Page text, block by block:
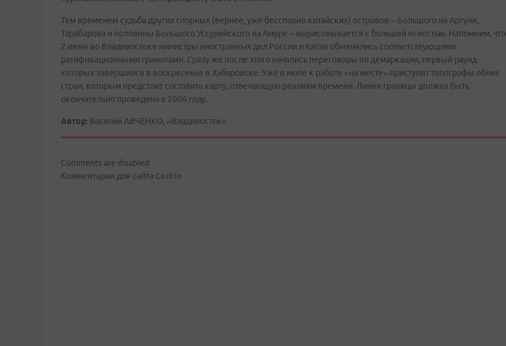
Тем временем судьба других спорных (вернее, уже бесспорно китайских) островов – Большого на Аргуни,
Тарабарова и половины Большого Уссурийского на Амуре – вырисовывается с большей ясностью. Напомним, что
2 июня во Владивостоке министры иностранных дел России и Китая обменялись соответствующими
ратификационными грамотами. Сразу же после этого начались переговоры по демаркации, первый раунд
которых завершился в воскресенье в Хабаровске. Уже в июле к работе «на месте» приступят топографы обеих
стран, которым предстоит составить карту, отвечающую реалиям времени. Линия границы должна быть
окончательно проведена в 2006 году.
Автор: Василий АВЧЕНКО, «Владивосток»
Comments are disabled
Комментарии для сайта Cackle